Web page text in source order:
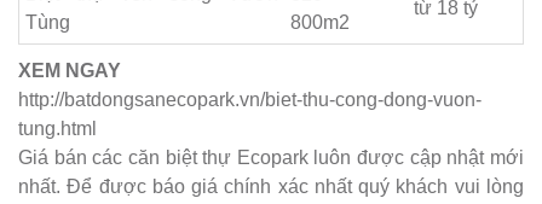
Tùng
800m2
từ 18 tỷ
XEM NGAY
http://batdongsanecopark.vn/biet-thu-cong-dong-vuon-
tung.html
Giá bán các căn biệt thự Ecopark luôn được cập nhật mới
nhất. Để được báo giá chính xác nhất quý khách vui lòng